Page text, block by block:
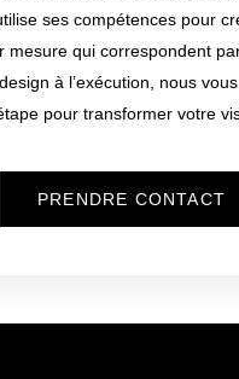
ses compétences pour
mesure qui correspondent
à l’exécution, nous
pour transformer votre
PRENDRE CONTACT